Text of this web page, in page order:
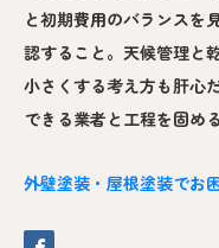
と初期費用のバランスを
認すること。天候管理と
小さくする考え方も肝心
できる業者と工程を固め
外壁塗装・屋根塗装でお